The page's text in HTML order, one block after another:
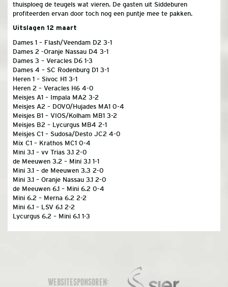
thuisploeg de teugels wat vieren. De gasten uit Siddeburen
profiteerden ervan door toch nog een puntje mee te pakken.
Uitslagen 12 maart
Dames 1 – Flash/Veendam D2 3-1
Dames 2 -Oranje Nassau D4 3-1
Dames 3 – Veracles D6 1-3
Dames 4 – SC Rodenburg D1 3-1
Heren 1 – Sivoc H1 3-1
Heren 2 – Veracles H6 4-0
Meisjes A1 – Impala MA2 3-2
Meisjes A2 – DOVO/Hujades MA1 0-4
Meisjes B1 – VIOS/Kolham MB1 3-2
Meisjes B2 – Lycurgus MB4 2-1
Meisjes C1 – Sudosa/Desto JC2 4-0
Mix C1 – Krathos MC1 0-4
Mini 3.1 – vv Trias 3.1 2-0
de Meeuwen 3.2 – Mini 3.1 1-1
Mini 3.1 – de Meeuwen 3.3 2-0
Mini 3.1 – Oranje Nassau 3.1 2-0
de Meeuwen 6.1 – Mini 6.2 0-4
Mini 6.2 – Merna 6.2 2-2
Mini 6.1 – LSV 6.1 2-2
Lycurgus 6.2 – Mini 6.1 1-3
WEBSITESPONSOREN: